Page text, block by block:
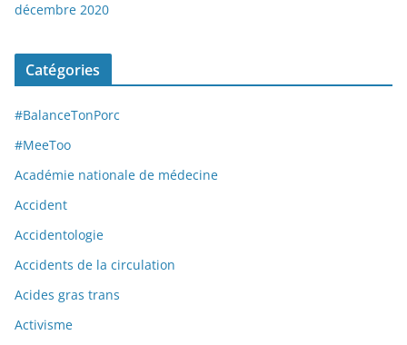
décembre 2020
Catégories
#BalanceTonPorc
#MeeToo
Académie nationale de médecine
Accident
Accidentologie
Accidents de la circulation
Acides gras trans
Activisme